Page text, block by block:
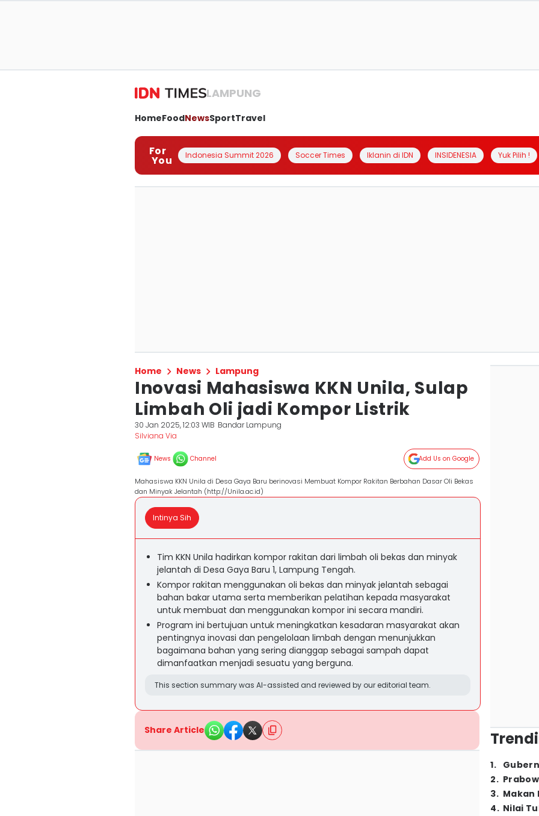
LAMPUNG
HomeFoodNewsSportTravel
For
You Indonesia Summit 2026 Soccer Times Iklanin di IDN INSIDENESIA Yuk Pilih !
Home News Lampung
Inovasi Mahasiswa KKN Unila, Sulap
Limbah Oli jadi Kompor Listrik
30 Jan 2025, 12:03 WIB Bandar Lampung
Silviana Via
News Channel Add Us on Google
Mahasiswa KKN Unila di Desa Gaya Baru berinovasi Membuat Kompor Rakitan Berbahan Dasar Oli Bekas
dan Minyak Jelantah (http://Unila.ac.id)
Intinya Sih
Tim KKN Unila hadirkan kompor rakitan dari limbah oli bekas dan minyak
jelantah di Desa Gaya Baru 1, Lampung Tengah.
Kompor rakitan menggunakan oli bekas dan minyak jelantah sebagai
bahan bakar utama serta memberikan pelatihan kepada masyarakat
untuk membuat dan menggunakan kompor ini secara mandiri.
Program ini bertujuan untuk meningkatkan kesadaran masyarakat akan
pentingnya inovasi dan pengelolaan limbah dengan menunjukkan
bagaimana bahan yang sering dianggap sebagai sampah dapat
dimanfaatkan menjadi sesuatu yang berguna.
This section summary was AI-assisted and reviewed by our editorial team.
Share Article
1.
2.
3. Makan
4. Nilai